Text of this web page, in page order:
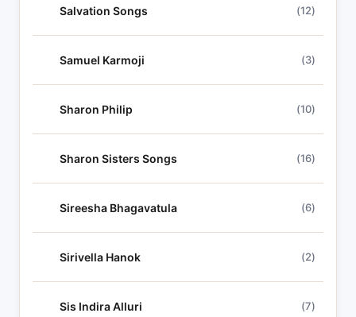
Salvation Songs (12)
Samuel Karmoji (3)
Sharon Philip (10)
Sharon Sisters Songs (16)
Sireesha Bhagavatula (6)
Sirivella Hanok (2)
Sis Indira Alluri (7)